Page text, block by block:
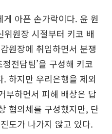
아픈 손가락이다. 윤 원
원장 시절부터 키코 배
원장에 취임하면서 분쟁
전담팀’을 구성해 키코
하지만 우리은행을 제외
부하면서 피해 배상은 답
협의체를 구성했지만, 단
도가 나가지 않고 있다.